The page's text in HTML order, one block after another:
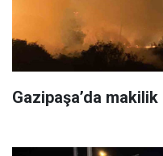
Gazipaşa’da makilik